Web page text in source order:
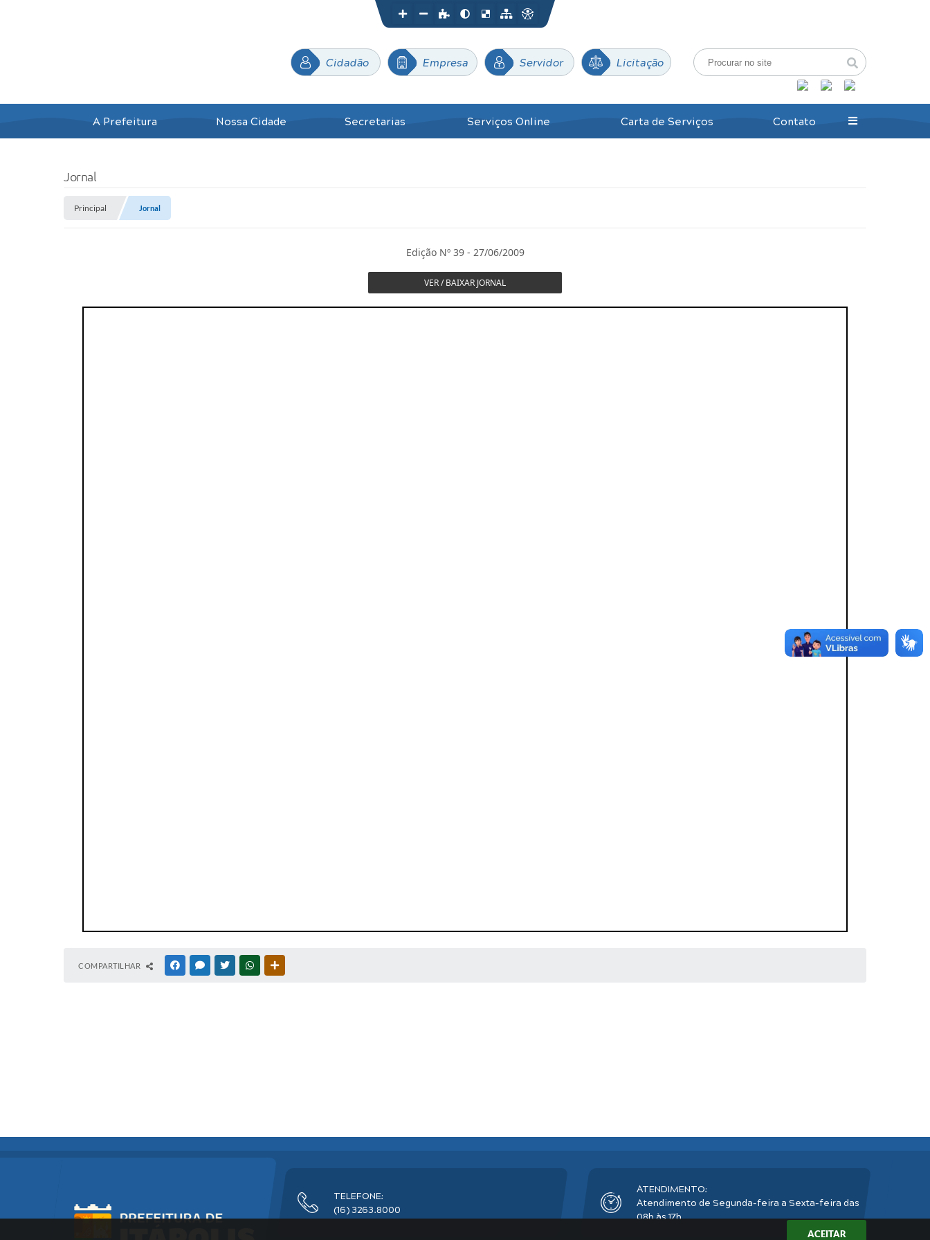
ACEITAR
Cidadão Empresa Servidor Licitação
A Prefeitura Nossa Cidade Secretarias Serviços Online Carta de Serviços Contato
Jornal
Principal Jornal
Edição Nº 39 - 27/06/2009
VER / BAIXAR JORNAL
COMPARTILHAR FACEBOOKMESSENGER
TWITTERWHATSAPP
TELEFONE:
(16) 3263.8000
ATENDIMENTO:
Atendimento de Segunda-feira a Sexta-feira das
08h às 17h